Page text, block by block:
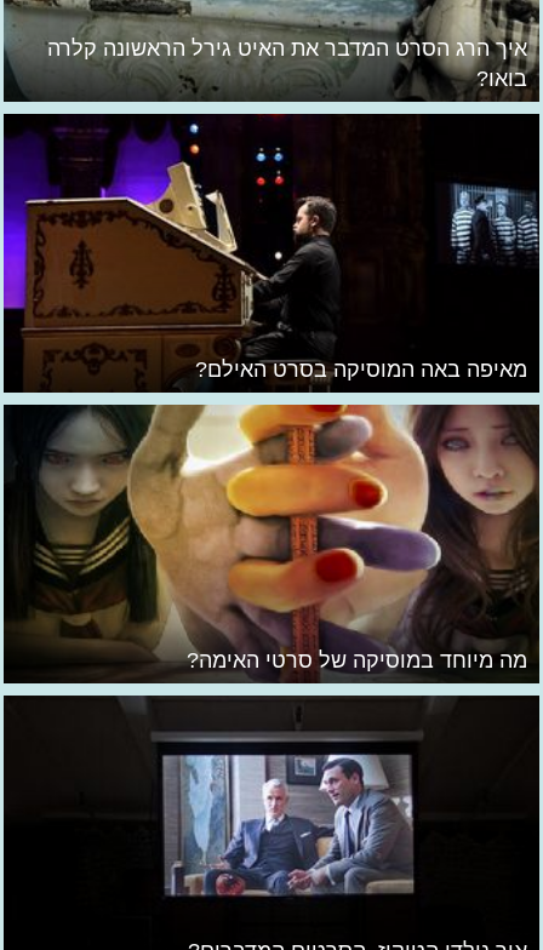
איך הרג הסרט המדבר את האיט גירל הראשונה קלרה
בואו?
מאיפה באה המוסיקה בסרט האילם?
מה מיוחד במוסיקה של סרטי האימה?